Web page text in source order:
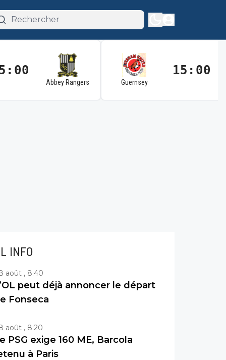
Abbey Rangers Guernsey
15:00
INFO
août , 8:40
peut déjà annoncer le départ
Fonseca
août , 8:20
PSG exige 160 ME, Barcola
à Paris